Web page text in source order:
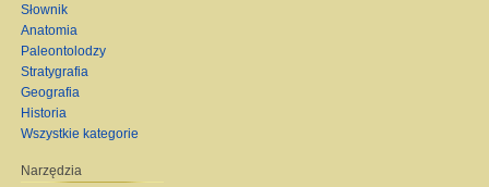
Słownik
Anatomia
Paleontolodzy
Stratygrafia
Geografia
Historia
Wszystkie kategorie
Narzędzia